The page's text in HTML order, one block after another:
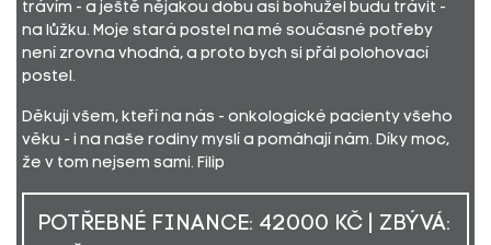
trávím - a ještě nějakou dobu asi bohužel budu trávit -
na lůžku. Moje stará postel na mé současné potřeby
není zrovna vhodná, a proto bych si přál polohovací
postel.
Děkuji všem, kteří na nás - onkologické pacienty všeho
věku - i na naše rodiny myslí a pomáhají nám. Díky moc,
že v tom nejsem sami. Filip
POTŘEBNÉ FINANCE: 42000 KČ | ZBÝVÁ: